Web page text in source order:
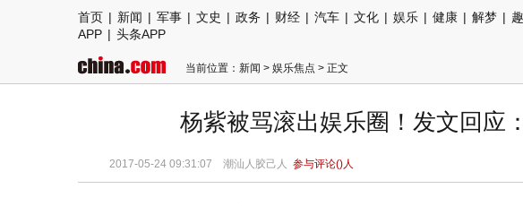
首页 | 新闻 | 军事 | 文史 | 政务 | 财经 | 汽车 | 文化 | 娱乐 | 健康 | 解梦 |
APP | 头条APP
当前位置： 新闻 > 娱乐焦点 > 正文
杨紫被骂滚出娱乐圈！发文回应
2017-05-24 09:31:07 潮汕人胶己人 参与评论()人